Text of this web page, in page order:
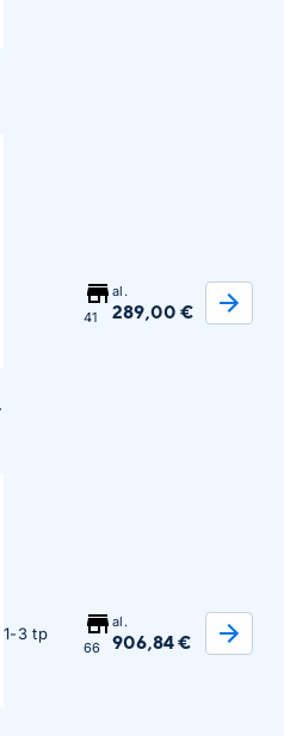
41
al.
289,00 €
1-3 tp
66
al.
906,84 €